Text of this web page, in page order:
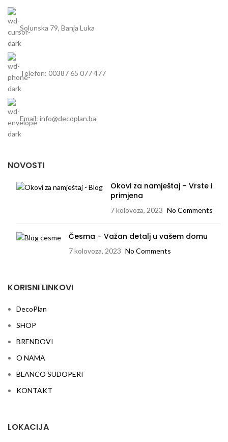
Solunska 79, Banja Luka
Telefon: 00387 65 077 477
Email: info@decoplan.ba
NOVOSTI
Okovi za namještaj – Vrste i
primjena
7 kolovoza, 2023 No Comments
Česma – Važan detalj u vašem domu
7 kolovoza, 2023 No Comments
KORISNI LINKOVI
DecoPlan
SHOP
BRENDOVI
O NAMA
BLANCO SUDOPERI
KONTAKT
LOKACIJA